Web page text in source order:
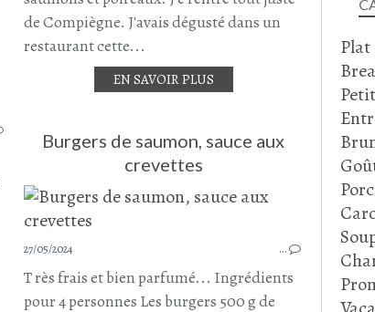
de Compiègne. J'avais dégusté dans un
restaurant cette...
EN SAVOIR PLUSSAUMON
ENTRÉES
SALICORNE
AOÛT 2024
Burgers de saumon, sauce aux
crevettes
27/05/2024 …
T rès frais et bien parfumé... Ingrédients
pour 4 personnes Les burgers 500 g de
Porc